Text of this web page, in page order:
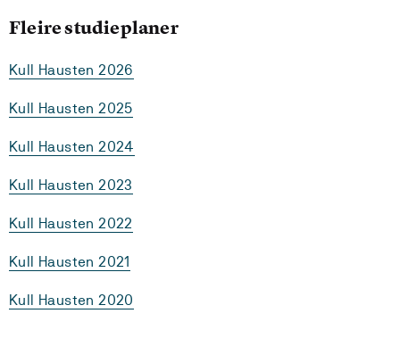
Fleire studieplaner
Kull Hausten 2026
Kull Hausten 2025
Kull Hausten 2024
Kull Hausten 2023
Kull Hausten 2022
Kull Hausten 2021
Kull Hausten 2020